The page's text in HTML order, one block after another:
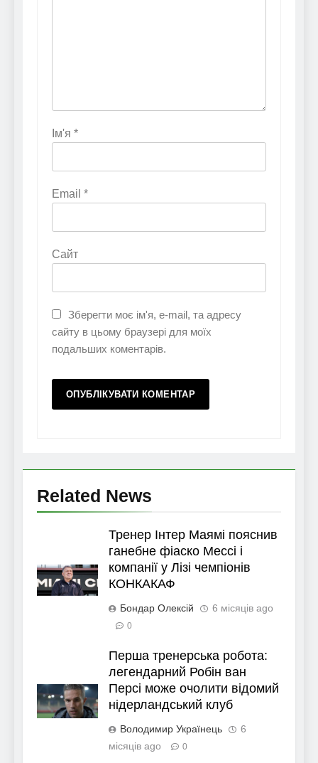
Ім'я *
Email *
Сайт
Зберегти моє ім'я, e-mail, та адресу
сайту в цьому браузері для моїх
подальших коментарів.
Related News
Тренер Інтер Маямі пояснив
ганебне фіаско Мессі і
компанії у Лізі чемпіонів
КОНКАКАФ
Бондар Олексій 6 місяців ago
0
Перша тренерська робота:
легендарний Робін ван
Персі може очолити відомий
нідерландський клуб
Володимир Українець
6
місяців ago
0